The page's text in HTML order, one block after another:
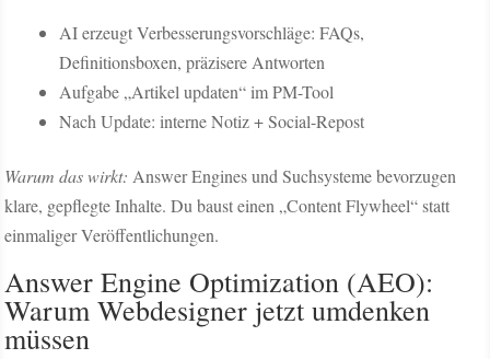
AI erzeugt Verbesserungsvorschläge: FAQs,
Definitionsboxen, präzisere Antworten
Aufgabe „Artikel updaten“ im PM-Tool
Nach Update: interne Notiz + Social-Repost
Warum das wirkt: Answer Engines und Suchsysteme bevorzugen
klare, gepflegte Inhalte. Du baust einen „Content Flywheel“ statt
einmaliger Veröffentlichungen.
Answer Engine Optimization (AEO):
Warum Webdesigner jetzt umdenken
müssen